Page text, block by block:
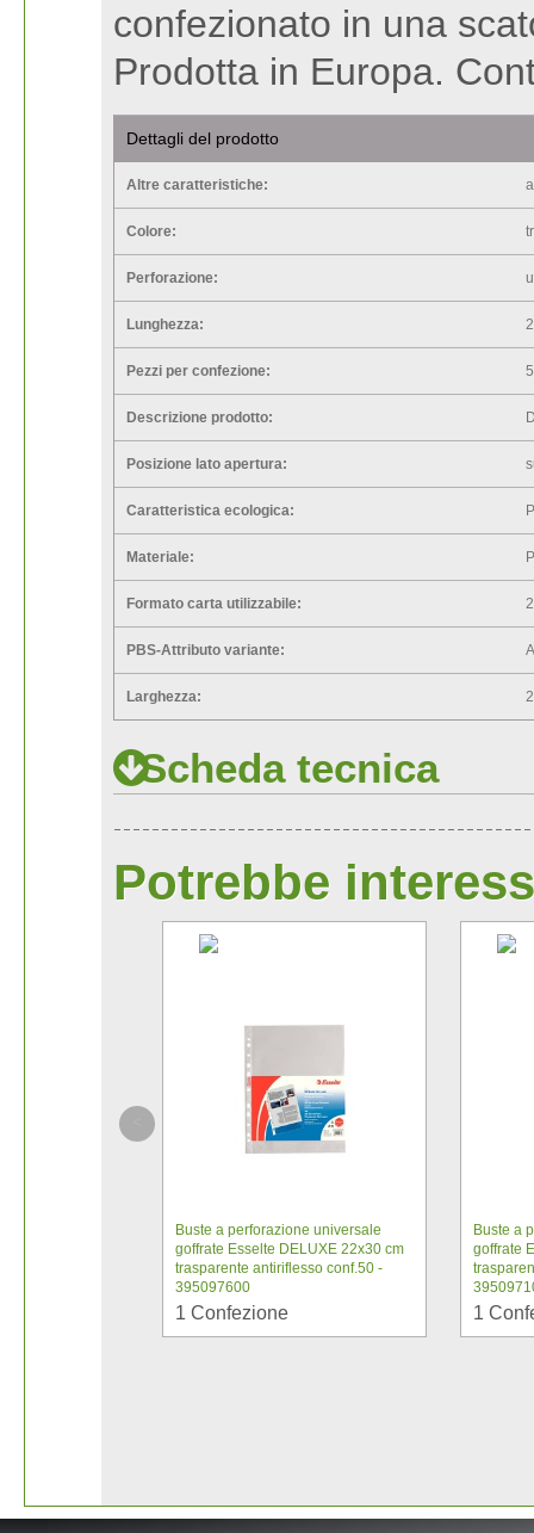
confezionato in una
Prodotta in Europa.
Dettagli del prodotto
Altre caratteristiche:
Colore:
Perforazione:
Lunghezza:
Pezzi per confezione:
Descrizione prodotto:
Posizione lato apertura:
Caratteristica ecologica:
Materiale:
Formato carta utilizzabile:
PBS-Attributo variante:
Larghezza:
Scheda tecnica
Potrebbe
Buste a perforazione universale
goffrate Esselte DELUXE 22x30 cm
trasparente antiriflesso conf.50 -
395097600
1 Confezione
Buste a
goffrate
1